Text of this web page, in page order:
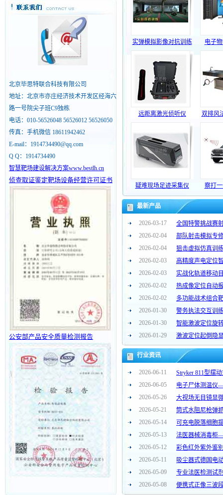
北京毕思特联合科技有限公司
地址：北京市亦庄经济技术开发区经海六
路一号院尖子班C9独栋
电话：010-56526048 56526012 56526050
传真：手机微信 18611942462
E-mail：1914734490@qq.com
Q Q：1914734490
智慧靶场建设解决方案www.bestlh.cn
侦查取证鉴定靶场设备经营许可证书
公安部产品安全质量检测报告
实弹模拟影像对抗训练 电子
远距离激光侦听仪 双排风
疑难现场足迹采集仪 察打
最新产品
2026-03-17
全国特警挑战赛
2026-02-04
部队射击模拟专
2026-02-04
狙击虚拟仿真训
2026-02-03
高精度声电定位
2026-02-03
实战化轨道移动
2026-02-02
热成像定位自动
2026-02-02
多功能战术组合
2026-01-30
警务执法交互训
2026-01-30
智能激波定位旋
2026-01-29
激波定位起倒隐
行业资讯
2026-06-11
Stryker 811型摆
2026-06-05
电子尸体测温仪
2026-05-26
大视场无目镜显
2026-05-21
筒式水阻尼枪弹
2026-05-14
可充电脱落细胞
2026-05-13
法医器械消毒柜
2026-05-12
彩色红外紫外鉴
2026-05-11
吸尘器式德国电
2026-05-09
专业法医检测试
2026-05-08
便携式正像三波